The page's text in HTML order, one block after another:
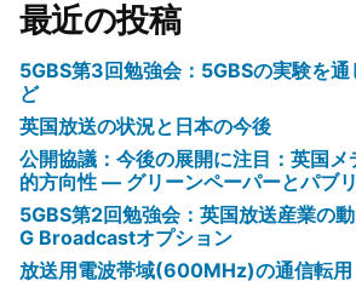
最近の投稿
5GBS第3回勉強会：5GBSの実験を
ど
英国放送の状況と日本の今後
公開協議：今後の展開に注目：英国
的方向性 ― グリーンペーパーとパブ
5GBS第2回勉強会：英国放送産業の
G Broadcastオプション
放送用電波帯域(600MHz)の通信転用